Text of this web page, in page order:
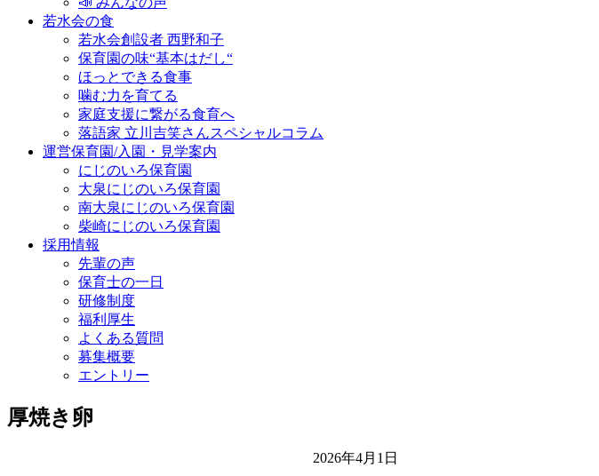
若水会の食
若水会創設者 西野和子
保育園の味“基本はだし“
ほっとできる食事
噛む力を育てる
家庭支援に繋がる食育へ
落語家 立川吉笑さんスペシャルコラム
運営保育園/入園・見学案内
にじのいろ保育園
大泉にじのいろ保育園
南大泉にじのいろ保育園
柴崎にじのいろ保育園
採用情報
先輩の声
保育士の一日
研修制度
福利厚生
よくある質問
募集概要
エントリー
厚焼き卵
2026年4月1日